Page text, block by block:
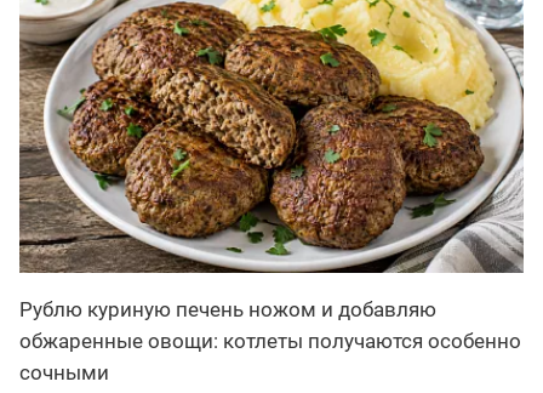
Рублю куриную печень ножом и добавляю
обжаренные овощи: котлеты получаются особенно
сочными